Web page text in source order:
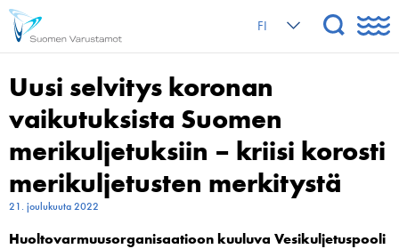
FI
Uusi selvitys koronan
vaikutuksista Suomen
merikuljetuksiin – kriisi korosti
merikuljetusten merkitystä
21. joulukuuta 2022
Huoltovarmuusorganisaatioon kuuluva Vesikuljetuspooli